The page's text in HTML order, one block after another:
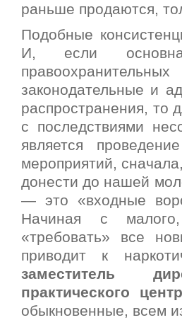
раньше продаются,
Подобные
И, если
законодательные и
распространения, то
с последствиями
является
мероприятий,
донести до нашей
— это «входные
Начиная с
«требовать» все
приводит к
заместитель
практического
обыкновенные, всем